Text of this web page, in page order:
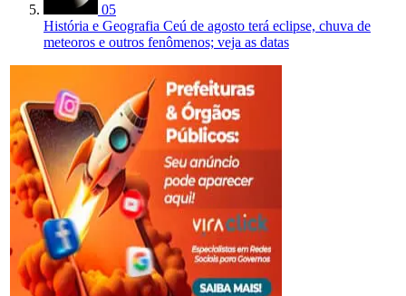
05
História e Geografia Ceú de agosto terá eclipse, chuva de
meteoros e outros fenômenos; veja as datas